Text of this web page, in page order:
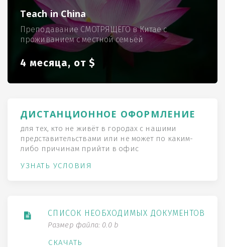
Teach in China
Преподавание СМОТРЯЩЕГО в Китае с
проживанием с местной семьёй
4 месяца, от $
ДИСТАНЦИОННОЕ ОФОРМЛЕНИЕ
для тех, кто не живёт в городах с нашими
представительствами или не может по каким-
либо причинам прийти в офис
УЗНАТЬ УСЛОВИЯ
СПИСОК НЕОБХОДИМЫХ ДОКУМЕНТОВ
Размер файла: 0.0 b
СКАЧАТЬ